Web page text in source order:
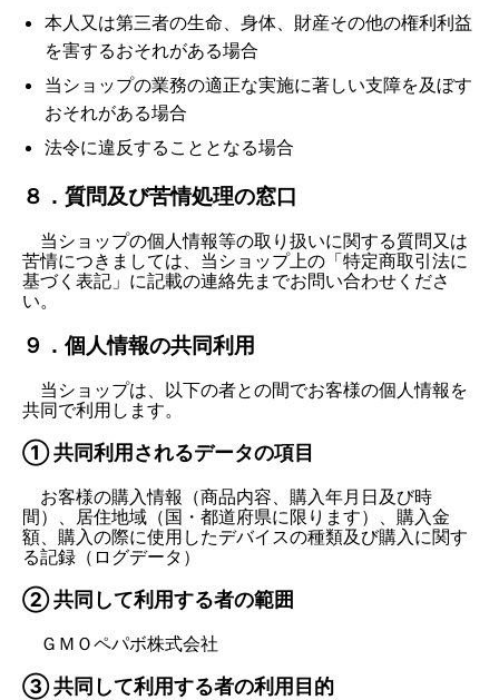
本人又は第三者の生命、身体、財産その他の権利利益
を害するおそれがある場合
当ショップの業務の適正な実施に著しい支障を及ぼす
おそれがある場合
法令に違反することとなる場合
８．質問及び苦情処理の窓口
当ショップの個人情報等の取り扱いに関する質問又は
苦情につきましては、当ショップ上の「特定商取引法に
基づく表記」に記載の連絡先までお問い合わせくださ
い。
９．個人情報の共同利用
当ショップは、以下の者との間でお客様の個人情報を
共同で利用します。
① 共同利用されるデータの項目
お客様の購入情報（商品内容、購入年月日及び時
間）、居住地域（国・都道府県に限ります）、購入金
額、購入の際に使用したデバイスの種類及び購入に関す
る記録（ログデータ）
② 共同して利用する者の範囲
ＧＭＯペパボ株式会社
③ 共同して利用する者の利用目的